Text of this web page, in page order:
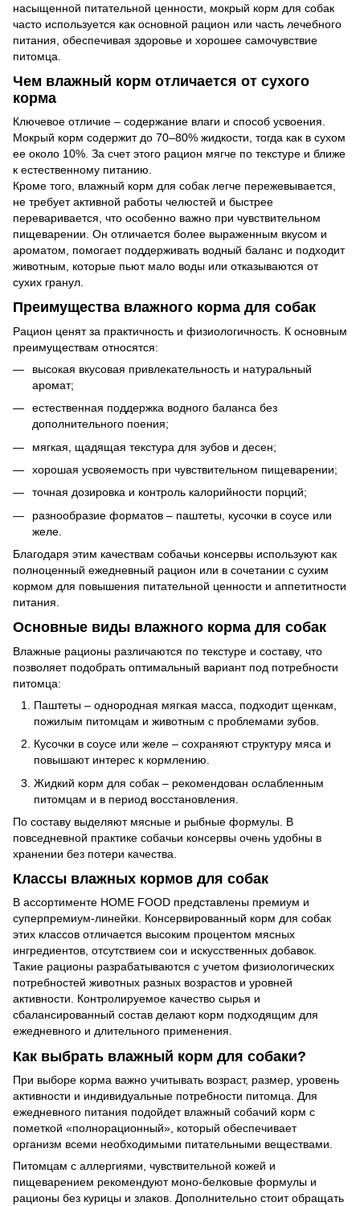
насыщенной питательной ценности, мокрый корм для собак
часто используется как основной рацион или часть лечебного
питания, обеспечивая здоровье и хорошее самочувствие
питомца.
Чем влажный корм отличается от сухого
корма
Ключевое отличие – содержание влаги и способ усвоения.
Мокрый корм содержит до 70–80% жидкости, тогда как в сухом
ее около 10%. За счет этого рацион мягче по текстуре и ближе
к естественному питанию.
Кроме того, влажный корм для собак легче пережевывается,
не требует активной работы челюстей и быстрее
переваривается, что особенно важно при чувствительном
пищеварении. Он отличается более выраженным вкусом и
ароматом, помогает поддерживать водный баланс и подходит
животным, которые пьют мало воды или отказываются от
сухих гранул.
Преимущества влажного корма для собак
Рацион ценят за практичность и физиологичность. К основным
преимуществам относятся:
высокая вкусовая привлекательность и натуральный
аромат;
естественная поддержка водного баланса без
дополнительного поения;
мягкая, щадящая текстура для зубов и десен;
хорошая усвояемость при чувствительном пищеварении;
точная дозировка и контроль калорийности порций;
разнообразие форматов – паштеты, кусочки в соусе или
желе.
Благодаря этим качествам собачьи консервы используют как
полноценный ежедневный рацион или в сочетании с сухим
кормом для повышения питательной ценности и аппетитности
питания.
Основные виды влажного корма для собак
Влажные рационы различаются по текстуре и составу, что
позволяет подобрать оптимальный вариант под потребности
питомца:
Паштеты – однородная мягкая масса, подходит щенкам,
пожилым питомцам и животным с проблемами зубов.
Кусочки в соусе или желе – сохраняют структуру мяса и
повышают интерес к кормлению.
Жидкий корм для собак – рекомендован ослабленным
питомцам и в период восстановления.
По составу выделяют мясные и рыбные формулы. В
повседневной практике собачьи консервы очень удобны в
хранении без потери качества.
Классы влажных кормов для собак
В ассортименте HOME FOOD представлены премиум и
суперпремиум-линейки. Консервированный корм для собак
этих классов отличается высоким процентом мясных
ингредиентов, отсутствием сои и искусственных добавок.
Такие рационы разрабатываются с учетом физиологических
потребностей животных разных возрастов и уровней
активности. Контролируемое качество сырья и
сбалансированный состав делают корм подходящим для
ежедневного и длительного применения.
Как выбрать влажный корм для собаки?
При выборе корма важно учитывать возраст, размер, уровень
активности и индивидуальные потребности питомца. Для
ежедневного питания подойдет влажный собачий корм с
пометкой «полнорационный», который обеспечивает
организм всеми необходимыми питательными веществами.
Питомцам с аллергиями, чувствительной кожей и
пищеварением рекомендуют моно-белковые формулы и
рационы без курицы и злаков. Дополнительно стоит обращать